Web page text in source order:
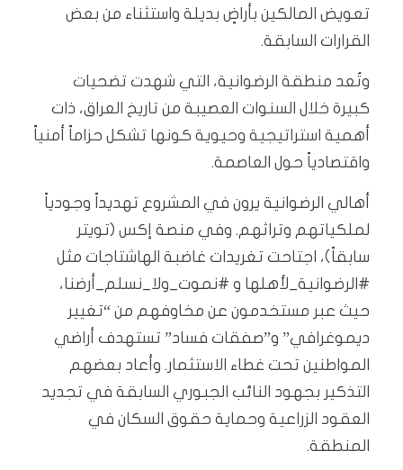
تعويض المالكين بأراضٍ بديلة واستثناء من بعض
القرارات السابقة.
وتُعد منطقة الرضوانية، التي شهدت تضحيات
كبيرة خلال السنوات العصيبة من تاريخ العراق، ذات
أهمية استراتيجية وحيوية كونها تشكل حزاماً أمنياً
واقتصادياً حول العاصمة.
أهالي الرضوانية يرون في المشروع تهديداً وجودياً
لملكياتهم وتراثهم. وفي منصة إكس (تويتر
سابقاً)، اجتاحت تغريدات غاضبة الهاشتاجات مثل
#الرضوانية_لأهلها و #نموت_ولا_نسلم_أرضنا،
حيث عبر مستخدمون عن مخاوفهم من “تغيير
ديموغرافي” و”صفقات فساد” تستهدف أراضي
المواطنين تحت غطاء الاستثمار. وأعاد بعضهم
التذكير بجهود النائب الجبوري السابقة في تجديد
العقود الزراعية وحماية حقوق السكان في
المنطقة.